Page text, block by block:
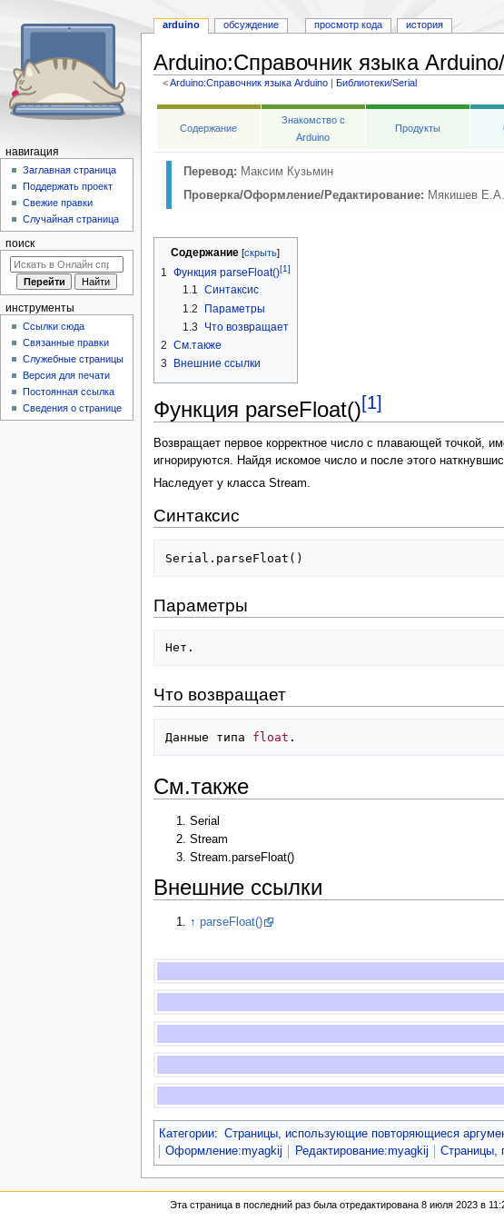
Arduino:Справочник языка
<Arduino:Справочник языка Arduino Библиотеки/Serial
Перейти
Перейти
Содержание
Знакомство с
Arduino
Продукты
Перевод: Максим Кузьмин
Проверка/Оформление/Редактирование: Мякишев Е.А.
Содержание
1 Функция parseFloat()[1]
1.1 Синтаксис
1.2
Параметры
1.3
Что возвращает
2 См.также
3
Внешние ссылки
Функция parseFloat()[1]
Возвращает первое корректное число с плавающей точкой,
игнорируются. Найдя искомое число и после этого
Наследует у класса Stream.
Синтаксис
Serial . parseFloat ()
Параметры
Нет .
Что возвращает
Данные типа float .
См.также
Serial
Stream
Stream.parseFloat()
Внешние ссылки
↑ parseFloat()
Категории: Страницы, использующие повторяющиеся
Оформление:myagkij
Редактирование:myagkij Страницы,
arduino обсуждение просмотр кода история
навигация
Заглавная страница
Поддержать проект
Свежие правки
Случайная страница
поиск
инструменты
Ссылки сюда
Связанные правки
Служебные страницы
Версия для печати
Постоянная ссылка
Сведения о странице
Эта страница в последний раз была отредактирована 8 июля 2023 в